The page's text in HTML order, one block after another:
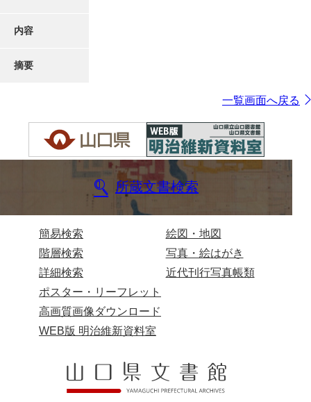
内容
摘要
一覧画面へ戻る
所蔵文書検索
簡易検索
階層検索
詳細検索
絵図・地図
写真・絵はがき
近代刊行写真帳類
ポスター・リーフレット
高画質画像ダウンロード
WEB版 明治維新資料室